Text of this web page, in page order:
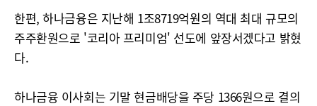
한편, 하나금융은 지난해 1조8719억원의 역대 최대 규모의
주주환원으로 '코리아 프리미엄' 선도에 앞장서겠다고 밝혔
다.
하나금융 이사회는 기말 현금배당을 주당 1366원으로 결의